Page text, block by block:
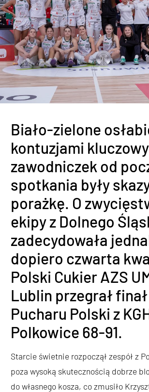
Biało-zielone
kontuzjami
zawodniczek od
spotkania były
porażkę. O
ekipy z Dolnego
zadecydowała
dopiero czwarta
Polski Cukier AZS
Lublin przegrał finał
Pucharu Polski z
Polkowice 68-91.
Starcie świetnie rozpoczął zespół z
poza wysoką skutecznością dobrze
do własnego kosza, co zmusiło